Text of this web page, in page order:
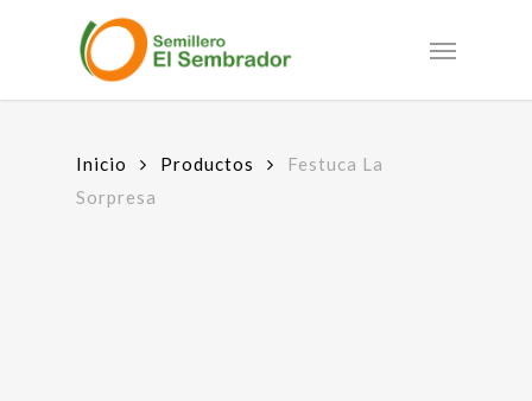
Menu
Inicio Productos
Festuca La
Sorpresa